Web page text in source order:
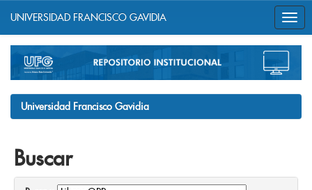
navigation
UNIVERSIDAD FRANCISCO GAVIDIA
Universidad Francisco Gavidia
Buscar